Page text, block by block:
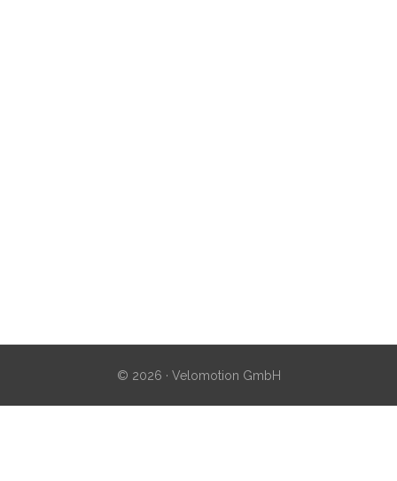
© 2026 · Velomotion GmbH